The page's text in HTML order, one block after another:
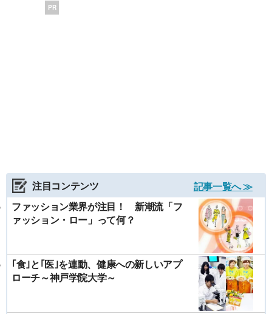
PR
注目コンテンツ
記事一覧へ ≫
ファッション業界が注目！ 新潮流「フ
ァッション・ロー」って何？
｢食｣と｢医｣を連動、健康への新しいアプ
ローチ～神戸学院大学～